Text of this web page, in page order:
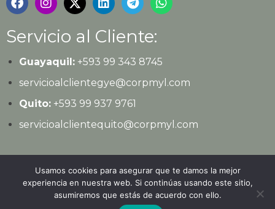
Servicio al Cliente:
Guayaquil:+593 99 343 8745
servicioalclientegye@corpmyl.com
Quito:+593 99 937 9761
servicioalclientequito@corpmyl.com
Política de protección de datos personales
Ediciones Legales| Todos los derechos
Usamos cookies para asegurar que te damos la mejor
experiencia en nuestra web. Si continúas usando este sitio,
asumiremos que estás de acuerdo con ello.